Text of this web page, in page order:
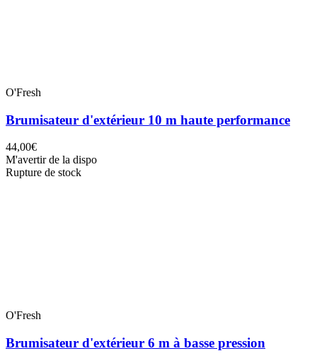
O'Fresh
Brumisateur d'extérieur 10 m haute performance
44,00€
M'avertir de la dispo
Rupture de stock
O'Fresh
Brumisateur d'extérieur 6 m à basse pression